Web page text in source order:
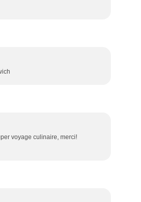
voyage culinaire, merci!